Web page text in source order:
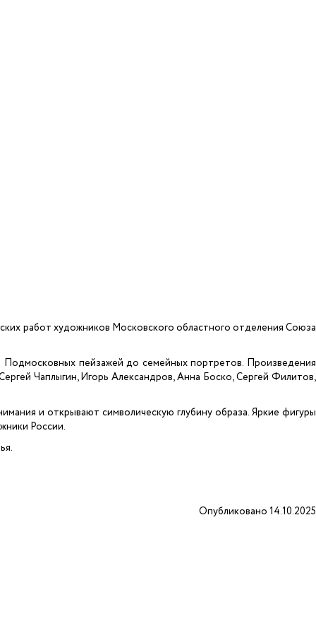
работ художников Московского областного отделения Союза
пейзажей до семейных портретов. Произведения
Чаплыгин, Игорь Александров, Анна Боско, Сергей Филитов,
и открывают символическую глубину образа. Яркие фигуры
России.
Опубликовано 14.10.2025